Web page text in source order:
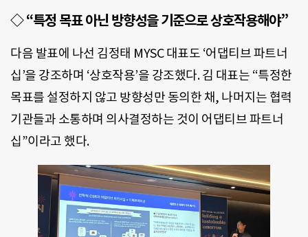
◇ “특정 목표 아닌 방향성을 기준으로 상호작용해야”
다음 발표에 나선 김정태 MYSC 대표도 ‘어댑티브 파트너
십’을 강조하며 ‘상호작용’을 강조했다. 김 대표는 “특정한
목표를 설정하지 않고 방향성만 동의한 채, 나머지는 협력
기관들과 소통하며 의사결정하는 것이 어댑티브 파트너
십”이라고 했다.